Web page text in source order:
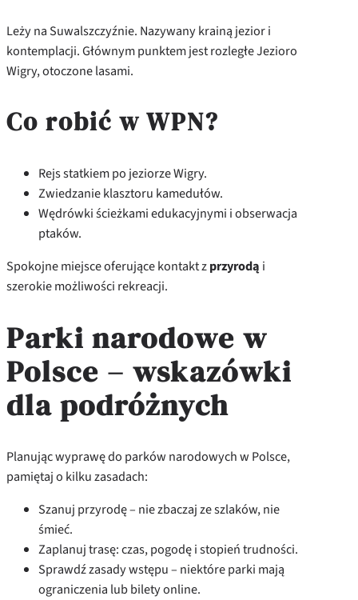
Leży na Suwalszczyźnie. Nazywany krainą jezior i
kontemplacji. Głównym punktem jest rozległe Jezioro
Wigry, otoczone lasami.
Co robić w WPN?
Rejs statkiem po jeziorze Wigry.
Zwiedzanie klasztoru kamedułów.
Wędrówki ścieżkami edukacyjnymi i obserwacja
ptaków.
Spokojne miejsce oferujące kontakt zprzyrodą i
szerokie możliwości rekreacji.
Parki narodowe w
Polsce – wskazówki
dla podróżnych
Planując wyprawę do parków narodowych w Polsce,
pamiętaj o kilku zasadach:
Szanuj przyrodę – nie zbaczaj ze szlaków, nie
śmieć.
Zaplanuj trasę: czas, pogodę i stopień trudności.
Sprawdź zasady wstępu – niektóre parki mają
ograniczenia lub bilety online.